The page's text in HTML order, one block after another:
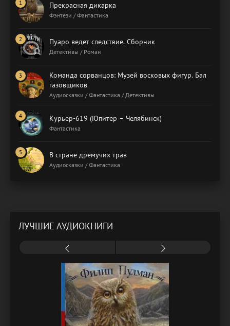
Прекрасная дикарка
Фэнтези / Фантастика
Пуаро ведет следствие. Сборник
Детективы / Роман
Команда сорванцов: Музей восковых фигур. Бал
газовщиков
Аудиосказки / Фантастика / Детективы
Курьер-619 (Юпитер – Челябинск)
Фантастика
В стране дремучих трав
Аудиосказки / Фантастика
ЛУЧШИЕ АУДИОКНИГИ